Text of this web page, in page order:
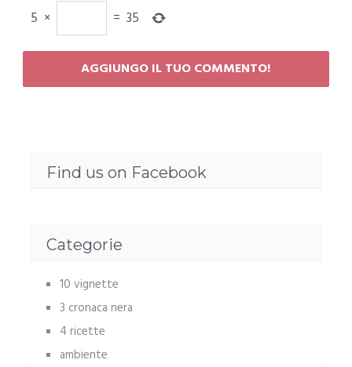
5 × = 35
Find us on Facebook
Categorie
10 vignette
3 cronaca nera
4 ricette
ambiente